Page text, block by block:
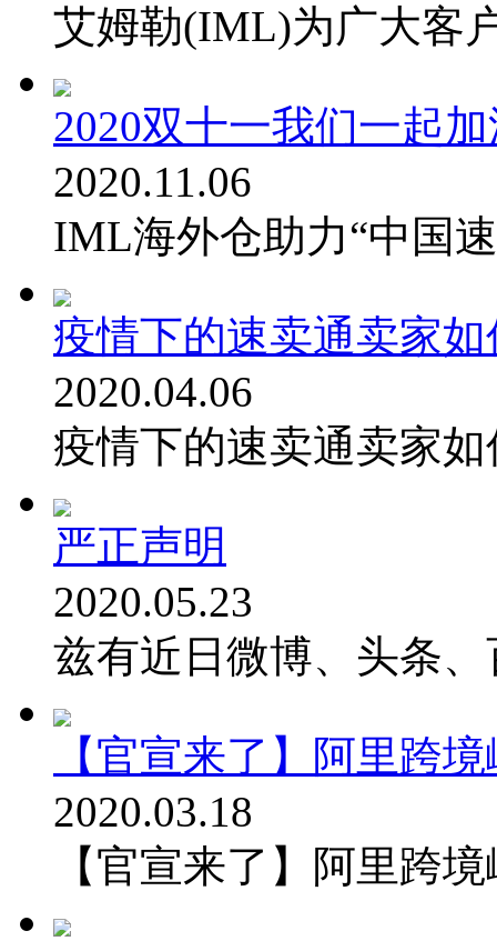
艾姆勒(IML)为广大客
2020双十一我们一起
2020.11.06
IML海外仓助力“中国
疫情下的速卖通卖家
2020.04.06
疫情下的速卖通卖家
严正声明
2020.05.23
兹有近日微博、头条
【官宣来了】阿里跨
2020.03.18
【官宣来了】阿里跨